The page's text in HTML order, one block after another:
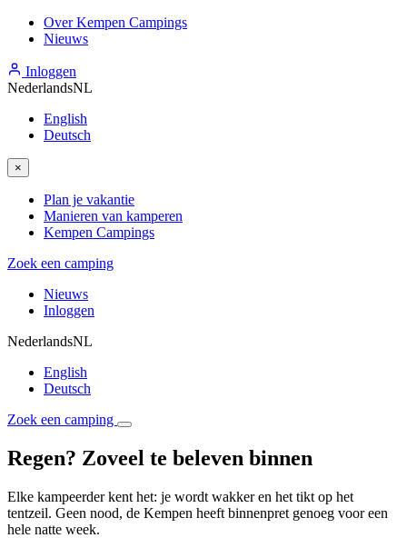
Over Kempen Campings
Nieuws
Inloggen
NederlandsNL
English
Deutsch
×
Plan je vakantie
Manieren van kamperen
Kempen Campings
Zoek een camping
Nieuws
Inloggen
NederlandsNL
English
Deutsch
Zoek een camping
Regen? Zoveel te beleven binnen
Elke kampeerder kent het: je wordt wakker en het tikt op het
tentzeil. Geen nood, de Kempen heeft binnenpret genoeg voor een
hele natte week.